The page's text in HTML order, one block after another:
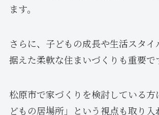
ます。
さらに、子どもの成長や生活スタイ
据えた柔軟な住まいづくりも重要で
松原市で家づくりを検討している
どもの居場所」という視点も取り